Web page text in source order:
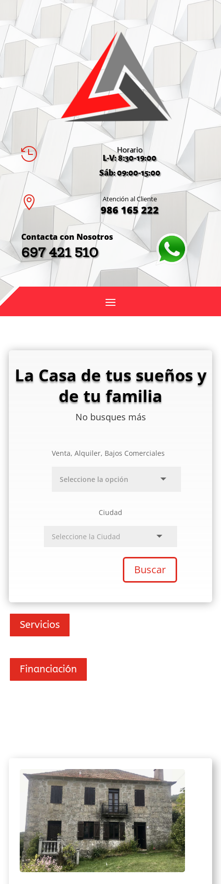
 Horario
L-V: 8:30-19:00
Sáb: 09:00-15:00
 Atención al Cliente
986 165 222
Contacta con Nosotros
697 421 510
La Casa de tus sueños y
de tu familia
No busques más
Venta, Alquiler, Bajos Comerciales
Ciudad
Buscar
Servicios
Financiación